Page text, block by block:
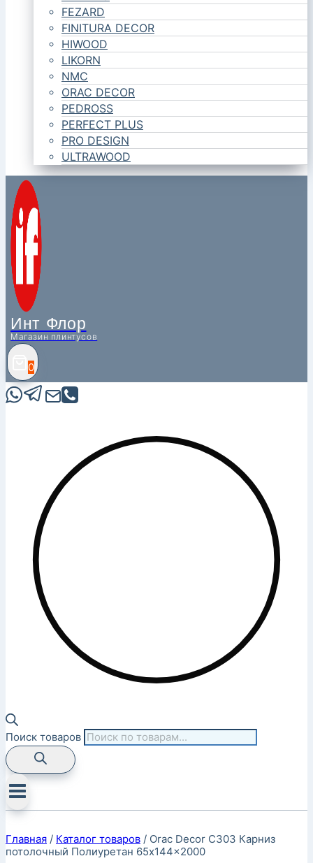
FEZARD
FINITURA DECOR
HIWOOD
LIKORN
NMC
ORAC DECOR
PEDROSS
PERFECT PLUS
PRO DESIGN
ULTRAWOOD
Инт Флор
Магазин плинтусов
0
Поиск товаров
Главная / Каталог товаров / Orac Decor C303 Карниз
потолочный Полиуретан 65x144x2000